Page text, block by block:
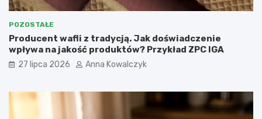
POZOSTAŁE
Producent wafli z tradycją. Jak doświadczenie
wpływa na jakość produktów? Przykład ZPC IGA
27 lipca 2026 Anna Kowalczyk